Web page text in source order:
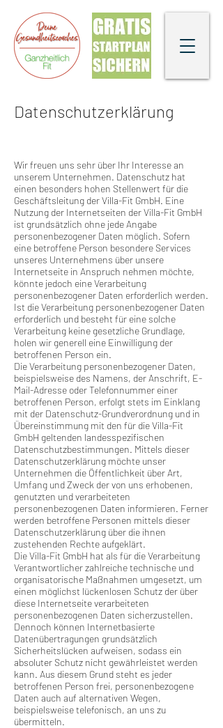
Datenschutzerklärung
Wir freuen uns sehr über Ihr Interesse an
unserem Unternehmen. Datenschutz hat
einen besonders hohen Stellenwert für die
Geschäftsleitung der Villa-Fit GmbH. Eine
Nutzung der Internetseiten der Villa-Fit GmbH
ist grundsätzlich ohne jede Angabe
personenbezogener Daten möglich. Sofern
eine betroffene Person besondere Services
unseres Unternehmens über unsere
Internetseite in Anspruch nehmen möchte,
könnte jedoch eine Verarbeitung
personenbezogener Daten erforderlich werden.
Ist die Verarbeitung personenbezogener Daten
erforderlich und besteht für eine solche
Verarbeitung keine gesetzliche Grundlage,
holen wir generell eine Einwilligung der
betroffenen Person ein.
Die Verarbeitung personenbezogener Daten,
beispielsweise des Namens, der Anschrift, E-
Mail-Adresse oder Telefonnummer einer
betroffenen Person, erfolgt stets im Einklang
mit der Datenschutz-Grundverordnung und in
Übereinstimmung mit den für die Villa-Fit
GmbH geltenden landesspezifischen
Datenschutzbestimmungen. Mittels dieser
Datenschutzerklärung möchte unser
Unternehmen die Öffentlichkeit über Art,
Umfang und Zweck der von uns erhobenen,
genutzten und verarbeiteten
personenbezogenen Daten informieren. Ferner
werden betroffene Personen mittels dieser
Datenschutzerklärung über die ihnen
zustehenden Rechte aufgeklärt.
Die Villa-Fit GmbH hat als für die Verarbeitung
Verantwortlicher zahlreiche technische und
organisatorische Maßnahmen umgesetzt, um
einen möglichst lückenlosen Schutz der über
diese Internetseite verarbeiteten
personenbezogenen Daten sicherzustellen.
Dennoch können Internetbasierte
Datenübertragungen grundsätzlich
Sicherheitslücken aufweisen, sodass ein
absoluter Schutz nicht gewährleistet werden
kann. Aus diesem Grund steht es jeder
betroffenen Person frei, personenbezogene
Daten auch auf alternativen Wegen,
beispielsweise telefonisch, an uns zu
übermitteln.